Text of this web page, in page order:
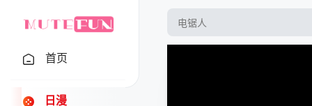
首页
日漫